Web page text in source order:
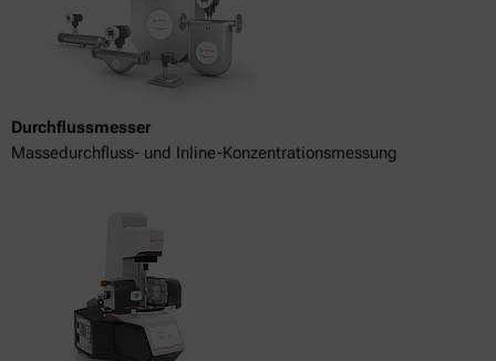
Durchflussmesser
Massedurchfluss- und Inline-Konzentrationsmessung